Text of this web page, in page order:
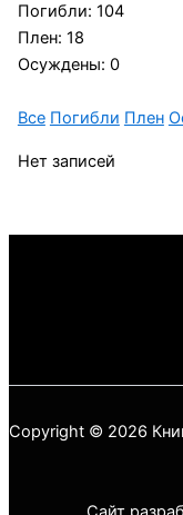
Погибли: 104
Плен: 18
Осуждены: 0
Все Погибли Плен
Нет записей
Copyright © 2026